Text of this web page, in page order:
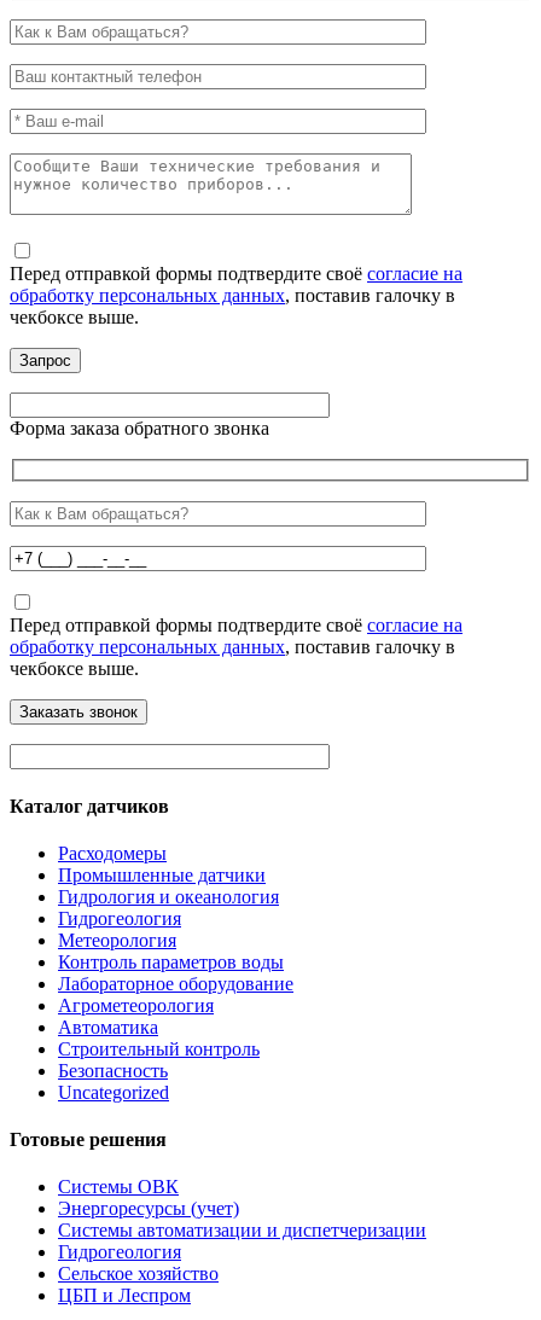
Перед отправкой формы подтвердите своё согласие на
обработку персональных данных, поставив галочку в
чекбоксе выше.
Форма заказа обратного звонка
Перед отправкой формы подтвердите своё согласие на
обработку персональных данных, поставив галочку в
чекбоксе выше.
Каталог датчиков
Расходомеры
Промышленные датчики
Гидрология и океанология
Гидрогеология
Метеорология
Контроль параметров воды
Лабораторное оборудование
Агрометеорология
Автоматика
Строительный контроль
Безопасность
Uncategorized
Готовые решения
Системы ОВК
Энергоресурсы (учет)
Системы автоматизации и диспетчеризации
Гидрогеология
Сельское хозяйство
ЦБП и Леспром